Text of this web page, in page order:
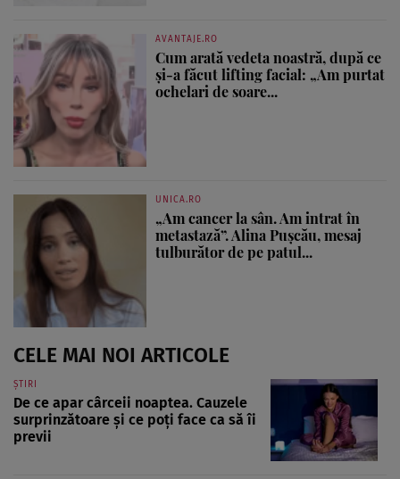
AVANTAJE.RO
Cum arată vedeta noastră, după ce
și-a făcut lifting facial: „Am purtat
ochelari de soare...
UNICA.RO
„Am cancer la sân. Am intrat în
metastază”. Alina Pușcău, mesaj
tulburător de pe patul...
CELE MAI NOI ARTICOLE
ȘTIRI
De ce apar cârceii noaptea. Cauzele
surprinzătoare și ce poți face ca să îi
previi